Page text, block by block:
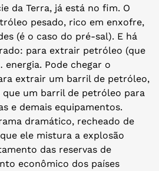
da Terra, já está no fim. O
pesado, rico em enxofre,
(é o caso do pré-sal). E há
para extrair petróleo (que
Pode chegar o
extrair um barril de petróleo,
que um barril de petróleo para
e demais equipamentos.
dramático, recheado de
ele mistura a explosão
das reservas de
econômico dos países